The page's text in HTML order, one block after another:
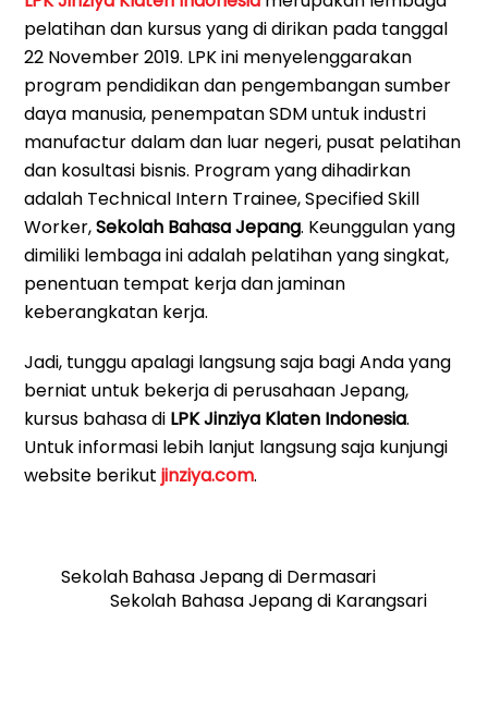
pelatihan dan kursus yang di dirikan pada tanggal
22 November 2019. LPK ini menyelenggarakan
program pendidikan dan pengembangan sumber
daya manusia, penempatan SDM untuk industri
manufactur dalam dan luar negeri, pusat pelatihan
dan kosultasi bisnis. Program yang dihadirkan
adalah Technical Intern Trainee, Specified Skill
Worker,Sekolah Bahasa Jepang. Keunggulan yang
dimiliki lembaga ini adalah pelatihan yang singkat,
penentuan tempat kerja dan jaminan
keberangkatan kerja.
Jadi, tunggu apalagi langsung saja bagi Anda yang
berniat untuk bekerja di perusahaan Jepang,
kursus bahasa di LPK Jinziya Klaten Indonesia.
Untuk informasi lebih lanjut langsung saja kunjungi
website berikutjinziya.com.
Sekolah Bahasa Jepang di Dermasari
Sekolah Bahasa Jepang di Karangsari